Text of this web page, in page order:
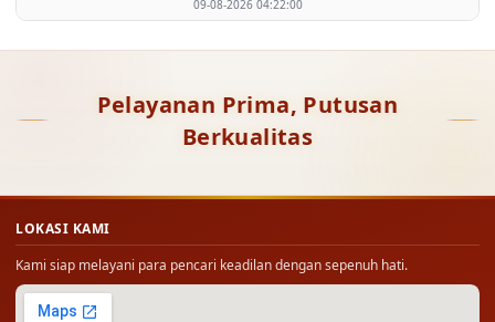
Berkualitas
LOKASI KAMI
Kami siap melayani para pencari keadilan dengan sepenuh hati.